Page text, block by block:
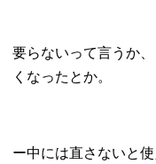
要らないって言うか
くなったとか。
ー中には直さないと